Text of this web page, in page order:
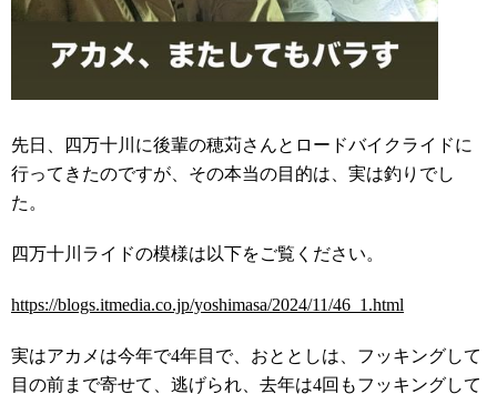
先日、四万十川に後輩の穂苅さんとロードバイクライドに
行ってきたのですが、その本当の目的は、実は釣りでし
た。
四万十川ライドの模様は以下をご覧ください。
https://blogs.itmedia.co.jp/yoshimasa/2024/11/46_1.html
実はアカメは今年で4年目で、おととしは、フッキングして
目の前まで寄せて、逃げられ、去年は4回もフッキングして